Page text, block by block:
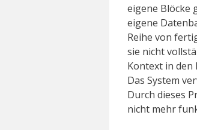
eigene Blöcke
eigene
Reihe von
sie nicht
Kontext in
Das System
Durch dieses
nicht mehr